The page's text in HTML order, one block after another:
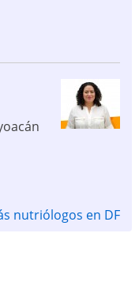
nutriólogos en DF